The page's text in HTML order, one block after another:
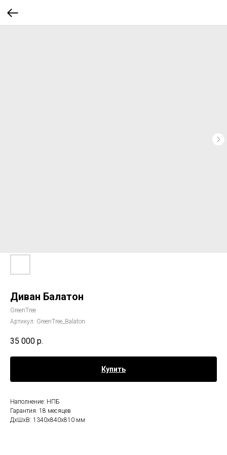
Диван Балатон
GreenTree
Артикул: GreenTree_Balaton
35 000 р.
Купить
Наполнение: НПБ
Гарантия: 18 месяцев
ДxШxВ: 1340x840x810 мм